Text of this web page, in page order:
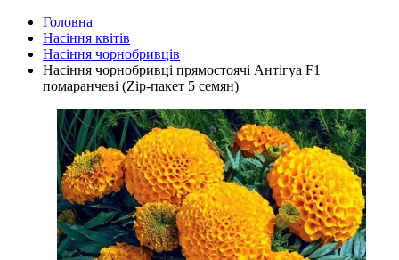
Головна
Насіння квітів
Насіння чорнобривців
Насіння чорнобривці прямостоячі Антігуа F1
помаранчеві (Zip-пакет 5 семян)